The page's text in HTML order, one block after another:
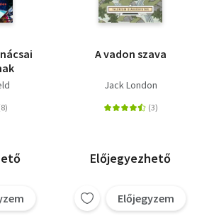
A vadon szava
Jack London
Előjegyezhető
Előjegyzem